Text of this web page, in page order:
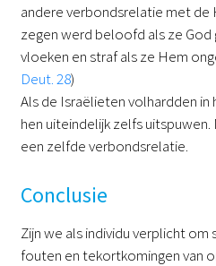
andere verbondsrelatie met
zegen werd beloofd als ze
vloeken en straf als ze Hem
Deut. 28)
Als de Israëlieten volhardden in
hen uiteindelijk zelfs
een zelfde verbondsrelatie.
Conclusie
Zijn we als individu verplicht
fouten en tekortkomingen van